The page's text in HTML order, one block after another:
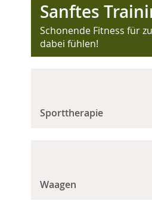
Sanftes
Schonende Fitness für
dabei fühlen!
Sporttherapie
Waagen